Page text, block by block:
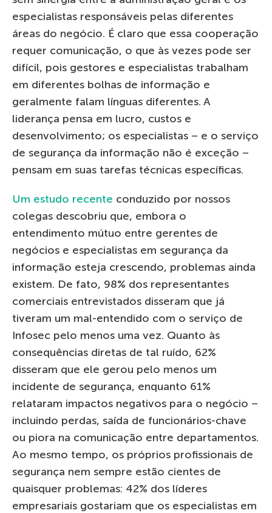
especialistas responsáveis ​​pelas diferentes
áreas do negócio. É claro que essa cooperação
requer comunicação, o que às vezes pode ser
difícil, pois gestores e especialistas trabalham
em diferentes bolhas de informação e
geralmente falam línguas diferentes. A
liderança pensa em lucro, custos e
desenvolvimento; os especialistas – e o serviço
de segurança da informação não é exceção –
pensam em suas tarefas técnicas específicas.
Um estudo recente conduzido por nossos
colegas descobriu que, embora o
entendimento mútuo entre gerentes de
negócios e especialistas em segurança da
informação esteja crescendo, problemas ainda
existem. De fato, 98% dos representantes
comerciais entrevistados disseram que já
tiveram um mal-entendido com o serviço de
Infosec pelo menos uma vez. Quanto às
consequências diretas de tal ruído, 62%
disseram que ele gerou pelo menos um
incidente de segurança, enquanto 61%
relataram impactos negativos para o negócio –
incluindo perdas, saída de funcionários-chave
ou piora na comunicação entre departamentos.
Ao mesmo tempo, os próprios profissionais de
segurança nem sempre estão cientes de
quaisquer problemas: 42% dos líderes
empresariais gostariam que os especialistas em